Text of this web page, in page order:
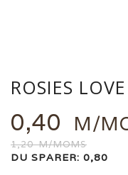
ROSIES
0,40 M/
1,20M/MOMS
DU SPARER: 0,80